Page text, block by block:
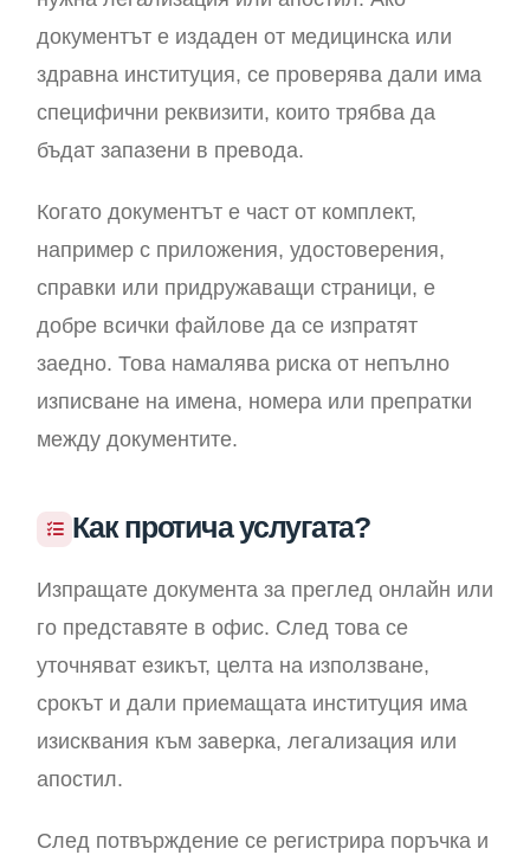
документът е издаден от медицинска или
здравна институция, се проверява дали има
специфични реквизити, които трябва да
бъдат запазени в превода.
Когато документът е част от комплект,
например с приложения, удостоверения,
справки или придружаващи страници, е
добре всички файлове да се изпратят
заедно. Това намалява риска от непълно
изписване на имена, номера или препратки
между документите.
Как протича услугата?
Изпращате документа за преглед онлайн или
го представяте в офис. След това се
уточняват езикът, целта на използване,
срокът и дали приемащата институция има
изисквания към заверка, легализация или
апостил.
След потвърждение се регистрира поръчка и